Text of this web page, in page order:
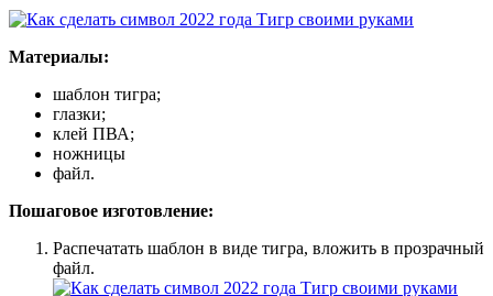
Материалы:
шаблон тигра;
глазки;
клей ПВА;
ножницы
файл.
Пошаговое изготовление:
Распечатать шаблон в виде тигра, вложить в прозрачный
файл.